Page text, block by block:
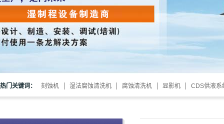
热门关键词： 刻蚀机 湿法腐蚀清洗机 腐蚀清洗机 显影机 CDS供液系